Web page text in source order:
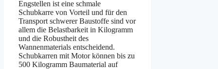
Engstellen ist eine schmale
Schubkarre von Vorteil und für den
Transport schwerer Baustoffe sind vor
allem die Belastbarkeit in Kilogramm
und die Robustheit des
Wannenmaterials entscheidend.
Schubkarren mit Motor können bis zu
500 Kilogramm Baumaterial auf